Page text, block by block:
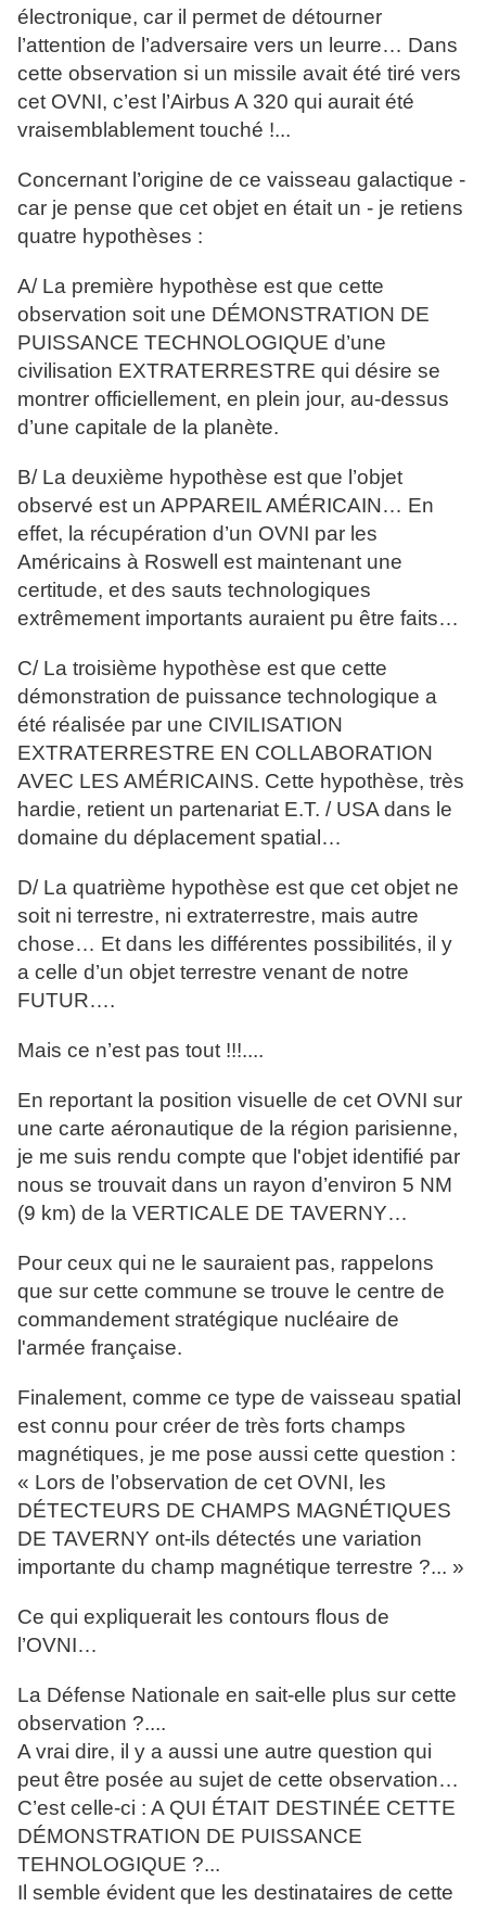
électronique, car il permet de détourner
l’attention de l’adversaire vers un leurre… Dans
cette observation si un missile avait été tiré vers
cet OVNI, c’est l’Airbus A 320 qui aurait été
vraisemblablement touché !...
Concernant l’origine de ce vaisseau galactique -
car je pense que cet objet en était un - je retiens
quatre hypothèses :
A/ La première hypothèse est que cette
observation soit une DÉMONSTRATION DE
PUISSANCE TECHNOLOGIQUE d’une
civilisation EXTRATERRESTRE qui désire se
montrer officiellement, en plein jour, au-dessus
d’une capitale de la planète.
B/ La deuxième hypothèse est que l’objet
observé est un APPAREIL AMÉRICAIN… En
effet, la récupération d’un OVNI par les
Américains à Roswell est maintenant une
certitude, et des sauts technologiques
extrêmement importants auraient pu être faits…
C/ La troisième hypothèse est que cette
démonstration de puissance technologique a
été réalisée par une CIVILISATION
EXTRATERRESTRE EN COLLABORATION
AVEC LES AMÉRICAINS. Cette hypothèse, très
hardie, retient un partenariat E.T. / USA dans le
domaine du déplacement spatial…
D/ La quatrième hypothèse est que cet objet ne
soit ni terrestre, ni extraterrestre, mais autre
chose… Et dans les différentes possibilités, il y
a celle d’un objet terrestre venant de notre
FUTUR….
Mais ce n’est pas tout !!!....
En reportant la position visuelle de cet OVNI sur
une carte aéronautique de la région parisienne,
je me suis rendu compte que l'objet identifié par
nous se trouvait dans un rayon d’environ 5 NM
(9 km) de la VERTICALE DE TAVERNY…
Pour ceux qui ne le sauraient pas, rappelons
que sur cette commune se trouve le centre de
commandement stratégique nucléaire de
l'armée française.
Finalement, comme ce type de vaisseau spatial
est connu pour créer de très forts champs
magnétiques, je me pose aussi cette question :
« Lors de l’observation de cet OVNI, les
DÉTECTEURS DE CHAMPS MAGNÉTIQUES
DE TAVERNY ont-ils détectés une variation
importante du champ magnétique terrestre ?... »
Ce qui expliquerait les contours flous de
l’OVNI…
La Défense Nationale en sait-elle plus sur cette
observation ?....
A vrai dire, il y a aussi une autre question qui
peut être posée au sujet de cette observation…
C’est celle-ci : A QUI ÉTAIT DESTINÉE CETTE
DÉMONSTRATION DE PUISSANCE
TEHNOLOGIQUE ?...
Il semble évident que les destinataires de cette